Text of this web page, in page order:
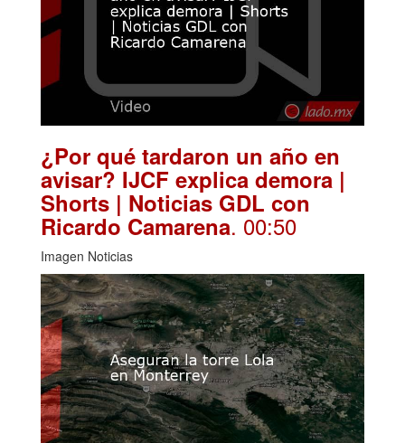
¿Por qué tardaron un año en
avisar? IJCF explica demora |
Shorts | Noticias GDL con
Ricardo Camarena. 00:50
Imagen Noticias